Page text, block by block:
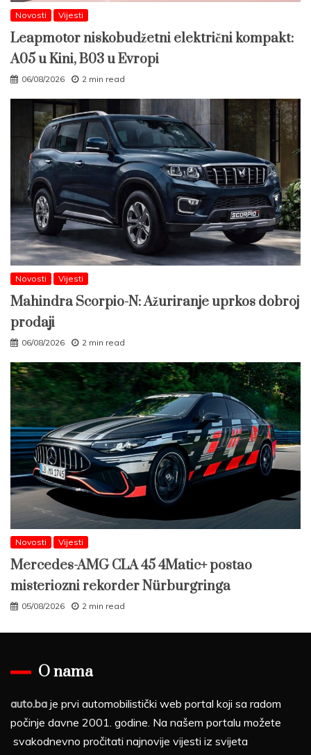
Novosti Vijesti
Leapmotor niskobudžetni električni kompakt:
A05 u Kini, B03 u Evropi
06/08/2026 2 min read
Novosti Vijesti
Mahindra Scorpio-N: Ažuriranje uprkos dobroj
prodaji
06/08/2026 2 min read
Novosti Vijesti
Mercedes-AMG CLA 45 4Matic+ postao
misteriozni rekorder Nürburgringa
05/08/2026 2 min read
O nama
auto.ba je prvi automobilistički web portal koji sa radom
počinje davne 2001. godine. Na našem portalu možete
svakodnevno pročitati najnovije vijesti iz svijeta